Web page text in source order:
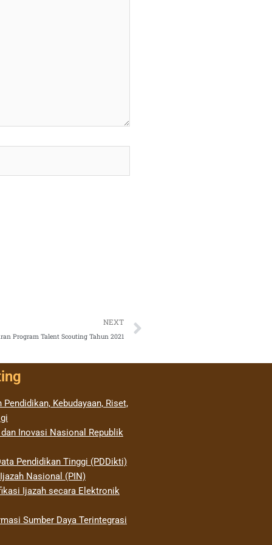
NEXT
Program Talent Scouting Tahun 2021
Pendidikan, Kebudayaan, Riset,
Inovasi Nasional Republik
Pendidikan Tinggi (PDDikti)
Nasional (PIN)
Ijazah secara Elektronik
Sumber Daya Terintegrasi